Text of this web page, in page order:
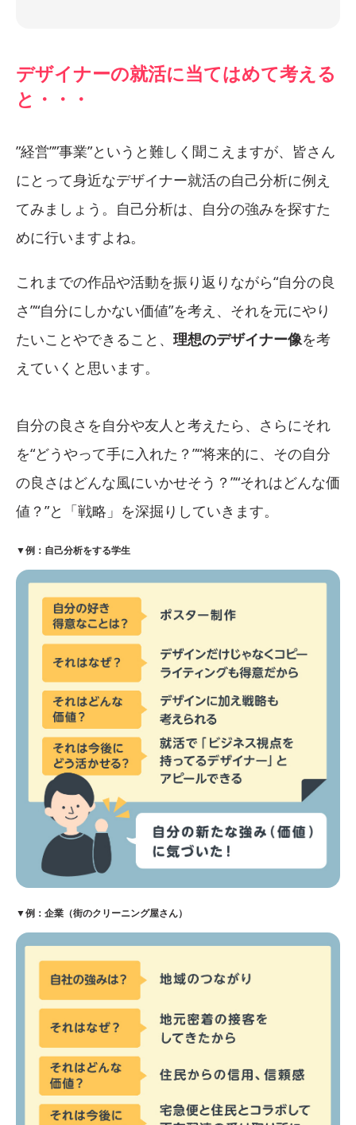
デザイナーの就活に当てはめて考える
と・・・
”経営””事業”というと難しく聞こえますが、皆さん
にとって身近なデザイナー就活の自己分析に例え
てみましょう。自己分析は、自分の強みを探すた
めに行いますよね。
これまでの作品や活動を振り返りながら“自分の良
さ”“自分にしかない価値”を考え、それを元にやり
たいことやできること、 理想のデザイナー像を考
えていくと思います。
自分の良さを自分や友人と考えたら、さらにそれ
を“どうやって手に入れた？”“将来的に、その自分
の良さはどんな風にいかせそう？”“それはどんな価
値？”と「戦略」を深掘りしていきます。
▼例：自己分析をする学生
▼例：企業（街のクリーニング屋さん）